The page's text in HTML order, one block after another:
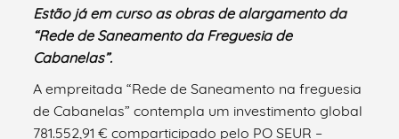
Estão já em curso as obras de alargamento da
“Rede de Saneamento da Freguesia de
Cabanelas”.
A empreitada “Rede de Saneamento na freguesia
de Cabanelas” contempla um investimento global
781.552,91 € comparticipado pelo PO SEUR –